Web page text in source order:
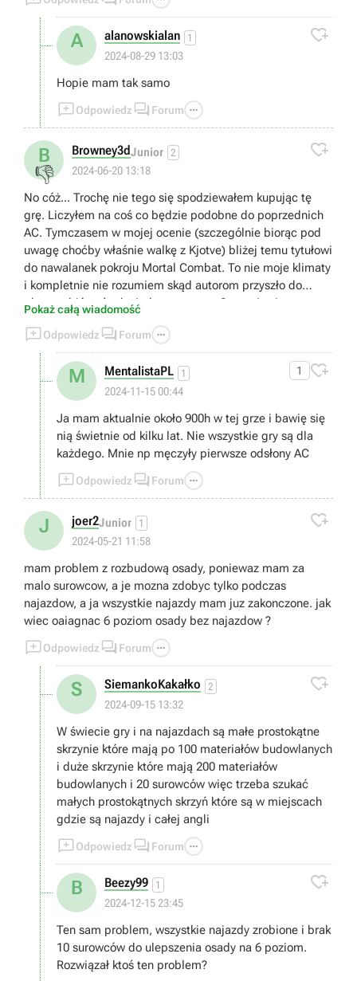
A alanowskialan 1
2024-08-29 13:03

Hopie mam tak samo
Odpowiedz  Forum 
B
👎
Browney3dJunior 2
2024-06-20 13:18

No cóż... Trochę nie tego się spodziewałem kupując tę
grę. Liczyłem na coś co będzie podobne do poprzednich
AC. Tymczasem w mojej ocenie (szczególnie biorąc pod
uwagę choćby właśnie walkę z Kjotve) bliżej temu tytułowi
do nawalanek pokroju Mortal Combat. To nie moje klimaty
i kompletnie nie rozumiem skąd autorom przyszło do
głowy robić coś tak niedorzecznego. Gra staje się przez to
(przynajmniej dla mnie) kompletnie niegrywalna i
zwyczajnie... nudna. Bo jak się domyślam rozwój postaci
uzależniony jest od tej konkretnej walki. Bez przejścia tego
bossa można zapomnieć o dalszej progresji. Czyli... Moja
przygoda z tym tytułem tutaj się kończy. Dziękuję.
Wysiadam.
Pokaż całą wiadomość
Odpowiedz  Forum 
M MentalistaPL 1
2024-11-15 00:44
1 
Ja mam aktualnie około 900h w tej grze i bawię się
nią świetnie od kilku lat. Nie wszystkie gry są dla
każdego. Mnie np męczyły pierwsze odsłony AC
Odpowiedz  Forum 
J joer2Junior 1
2024-05-21 11:58

mam problem z rozbudową osady, poniewaz mam za
malo surowcow, a je mozna zdobyc tylko podczas
najazdow, a ja wszystkie najazdy mam juz zakonczone. jak
wiec oaiagnac 6 poziom osady bez najazdow ?
Odpowiedz  Forum 
S SiemankoKakałko 2
2024-09-15 13:32

W świecie gry i na najazdach są małe prostokątne
skrzynie które mają po 100 materiałów budowlanych
i duże skrzynie które mają 200 materiałów
budowlanych i 20 surowców więc trzeba szukać
małych prostokątnych skrzyń które są w miejscach
gdzie są najazdy i całej angli
Odpowiedz  Forum 
B Beezy99 1
2024-12-15 23:45

Ten sam problem, wszystkie najazdy zrobione i brak
10 surowców do ulepszenia osady na 6 poziom.
Rozwiązał ktoś ten problem?